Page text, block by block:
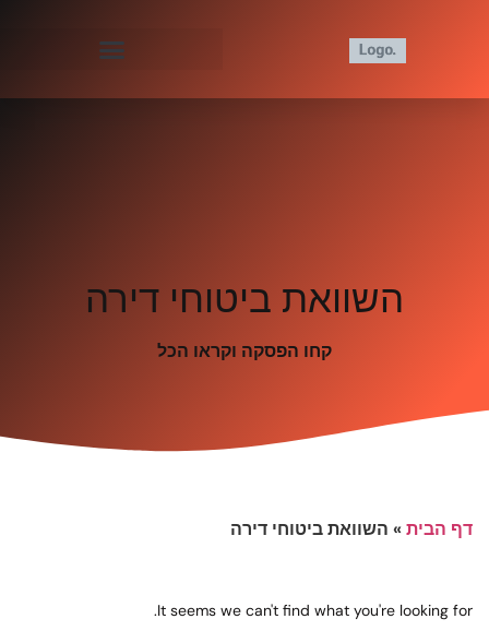
השוואת ביטוחי דירה
קחו הפסקה וקראו הכל
דף הבית» השוואת ביטוחי דירה
It seems we can't find what you're looking for.